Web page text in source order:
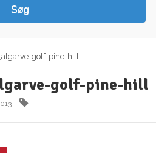
golf-pine-hill
golf-pine-hill